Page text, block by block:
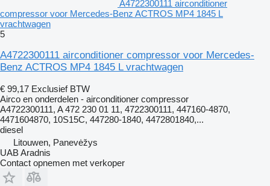
A4722300111 airconditioner
compressor voor Mercedes-Benz ACTROS MP4 1845 L
vrachtwagen
5
A4722300111 airconditioner compressor voor Mercedes-
Benz ACTROS MP4 1845 L vrachtwagen
€ 99,17 Exclusief BTW
Airco en onderdelen - airconditioner compressor
A4722300111, A 472 230 01 11, 4722300111, 447160-4870,
4471604870, 10S15C, 447280-1840, 4472801840,...
diesel
Litouwen, Panevėžys
UAB Aradnis
Contact opnemen met verkoper